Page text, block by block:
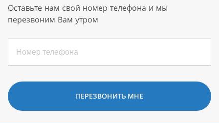
Оставьте нам свой номер телефона и мы
перезвоним Вам утром
ПЕРЕЗВОНИТЬ МНЕ